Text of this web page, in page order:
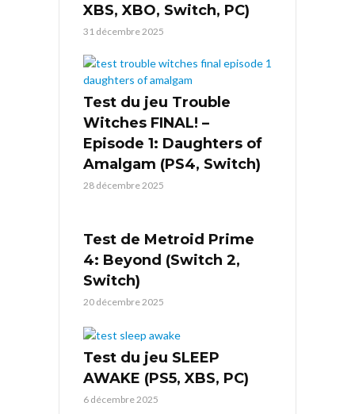
XBS, XBO, Switch, PC)
31 décembre 2025
Test du jeu Trouble
Witches FINAL! –
Episode 1: Daughters of
Amalgam (PS4, Switch)
28 décembre 2025
Test de Metroid Prime
4: Beyond (Switch 2,
Switch)
20 décembre 2025
Test du jeu SLEEP
AWAKE (PS5, XBS, PC)
6 décembre 2025